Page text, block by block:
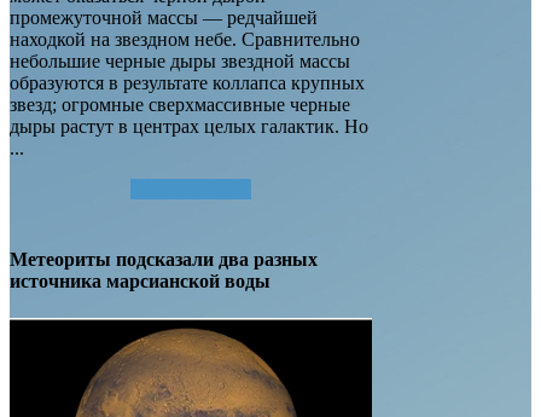
промежуточной массы — редчайшей
находкой на звездном небе. Сравнительно
небольшие черные дыры звездной массы
образуются в результате коллапса крупных
звезд; огромные сверхмассивные черные
дыры растут в центрах целых галактик. Но
...
Метеориты подсказали два разных
источника марсианской воды